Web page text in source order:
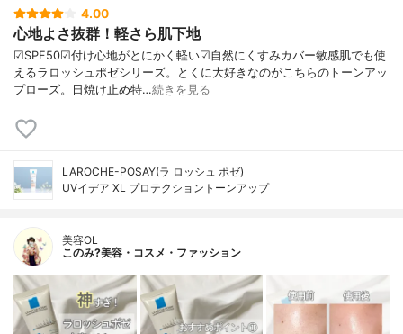
4.00
心地よさ抜群！軽さら肌下地
☑︎SPF50☑︎付け心地がとにかく軽い☑︎自然にくすみカバー敏感肌でも使
えるラロッシュポゼシリーズ。とくに大好きなのがこちらのトーンアッ
プローズ。日焼け止め特…続きを見る
LAROCHE-POSAY(ラ ロッシュ ポゼ)
UVイデア XL プロテクショントーンアップ
美容OL
このみ?美容・コスメ・ファッション